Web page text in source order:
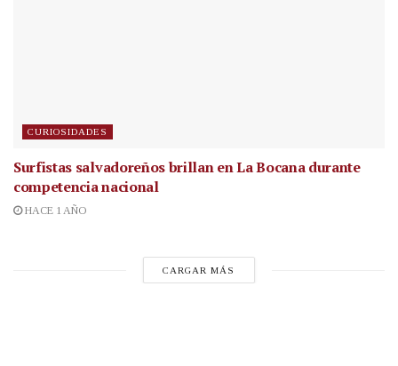
CURIOSIDADES
Surfistas salvadoreños brillan en La Bocana durante
competencia nacional
HACE 1 AÑO
CARGAR MÁS